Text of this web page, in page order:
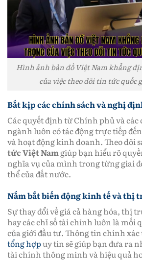
Hình ảnh bản đồ Việt Nam khẳng
của việc theo dõi tin tức quốc
Bắt kịp các chính sách và nghị
Các quyết định từ Chính phủ và các
ngành luôn có tác động trực tiếp
và hoạt động kinh doanh. Theo dõi
tức Việt Namgiúp bạn hiểu rõ
nghĩa vụ của mình trong từng giai
thể của đất nước.
Nắm bắt biến động kinh tế và thị
Sự thay đổi về giá cả hàng hóa, thị
hay các chỉ số tài chính luôn là mối
của giới đầu tư. Thông tin chính
tổng hợpuy tín sẽ giúp bạn đưa ra
tài chính thông minh và hiệu quả